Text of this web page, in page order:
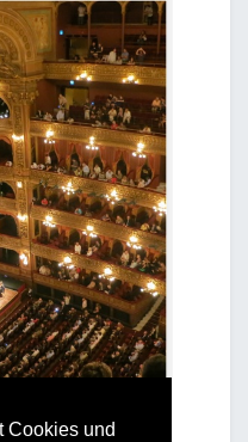
Cookies und